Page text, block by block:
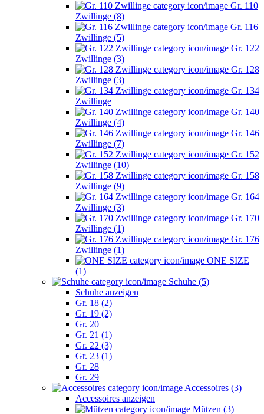
Gr. 110
Zwillinge (8)
Gr. 116
Zwillinge (5)
Gr. 122
Zwillinge (3)
Gr. 128
Zwillinge (3)
Gr. 134
Zwillinge
Gr. 140
Zwillinge (4)
Gr. 146
Zwillinge (7)
Gr. 152
Zwillinge (10)
Gr. 158
Zwillinge (9)
Gr. 164
Zwillinge (3)
Gr. 170
Zwillinge (1)
Gr. 176
Zwillinge (1)
ONE SIZE
(1)
Schuhe (5)
Schuhe anzeigen
Gr. 18 (2)
Gr. 19 (2)
Gr. 20
Gr. 21 (1)
Gr. 22 (3)
Gr. 23 (1)
Gr. 28
Gr. 29
Accessoires (3)
Accessoires anzeigen
Mützen (3)